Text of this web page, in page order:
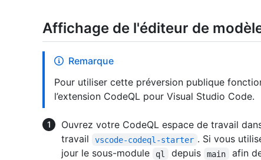
Affichage de l'éditeur de
Remarque
Pour utiliser cette préversion publique
l’extension CodeQL pour Visual Studio Code.
Ouvrez votre CodeQL espace de travail
travail
vscode-codeql-starter . Si vous
jour le sous-module
ql depuis main
afin